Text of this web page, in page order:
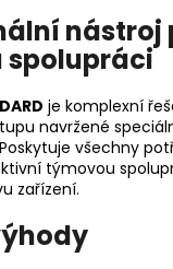
nástroj
je komplexní
navržené
všechny
týmovou
zařízení.